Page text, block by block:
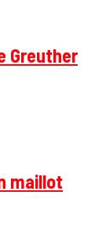
Greuther
maillot